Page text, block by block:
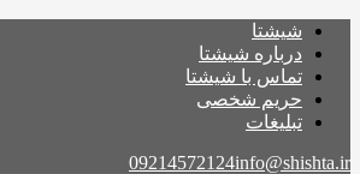
شیشتا
درباره شیشتا
تماس با شیشتا
حریم شخصی
تبلیغات
09214572124info@shishta.ir